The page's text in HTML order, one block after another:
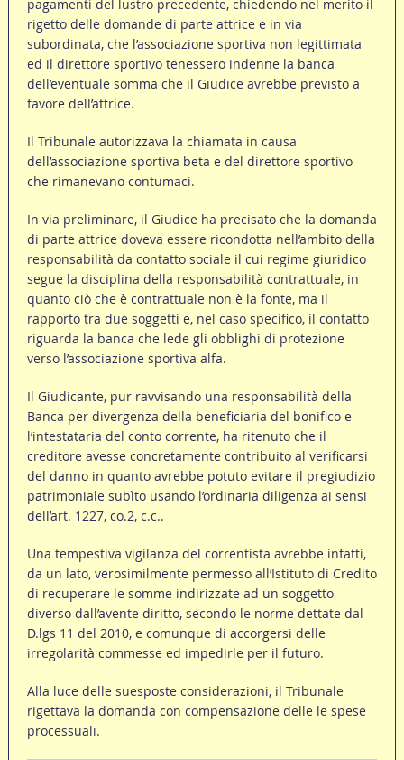
pagamenti del lustro precedente, chiedendo nel merito il
rigetto delle domande di parte attrice e in via
subordinata, che l’associazione sportiva non legittimata
ed il direttore sportivo tenessero indenne la banca
dell’eventuale somma che il Giudice avrebbe previsto a
favore dell’attrice.
Il Tribunale autorizzava la chiamata in causa
dell’associazione sportiva beta e del direttore sportivo
che rimanevano contumaci.
In via preliminare, il Giudice ha precisato che la domanda
di parte attrice doveva essere ricondotta nell’ambito della
responsabilità da contatto sociale il cui regime giuridico
segue la disciplina della responsabilità contrattuale, in
quanto ciò che è contrattuale non è la fonte, ma il
rapporto tra due soggetti e, nel caso specifico, il contatto
riguarda la banca che lede gli obblighi di protezione
verso l’associazione sportiva alfa.
Il Giudicante, pur ravvisando una responsabilità della
Banca per divergenza della beneficiaria del bonifico e
l’intestataria del conto corrente, ha ritenuto che il
creditore avesse concretamente contribuito al verificarsi
del danno in quanto avrebbe potuto evitare il pregiudizio
patrimoniale subìto usando l’ordinaria diligenza ai sensi
dell’art. 1227, co.2, c.c..
Una tempestiva vigilanza del correntista avrebbe infatti,
da un lato, verosimilmente permesso all’Istituto di Credito
di recuperare le somme indirizzate ad un soggetto
diverso dall’avente diritto, secondo le norme dettate dal
D.lgs 11 del 2010, e comunque di accorgersi delle
irregolarità commesse ed impedirle per il futuro.
Alla luce delle suesposte considerazioni, il Tribunale
rigettava la domanda con compensazione delle le spese
processuali.